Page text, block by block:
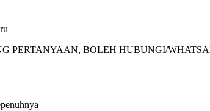
PERTANYAAN, BOLEH HUBUNGI/